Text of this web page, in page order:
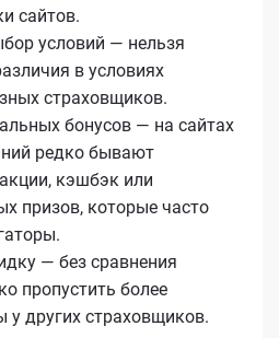
сайтов.
условий — нельзя
в условиях
страховщиков.
бонусов — на сайтах
редко бывают
кэшбэк или
призов, которые часто
— без сравнения
пропустить более
других страховщиков.